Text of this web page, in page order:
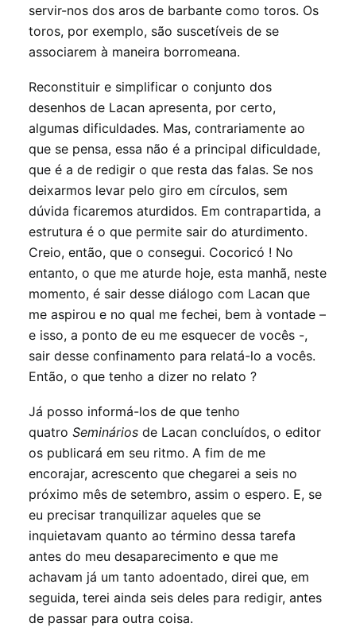
servir-nos dos aros de barbante como toros. Os
toros, por exemplo, são suscetíveis de se
associarem à maneira borromeana.
Reconstituir e simplificar o conjunto dos
desenhos de Lacan apresenta, por certo,
algumas dificuldades. Mas, contrariamente ao
que se pensa, essa não é a principal dificuldade,
que é a de redigir o que resta das falas. Se nos
deixarmos levar pelo giro em círculos, sem
dúvida ficaremos aturdidos. Em contrapartida, a
estrutura é o que permite sair do aturdimento.
Creio, então, que o consegui. Cocoricó ! No
entanto, o que me aturde hoje, esta manhã, neste
momento, é sair desse diálogo com Lacan que
me aspirou e no qual me fechei, bem à vontade –
e isso, a ponto de eu me esquecer de vocês -,
sair desse confinamento para relatá-lo a vocês.
Então, o que tenho a dizer no relato ?
Já posso informá-los de que tenho
quatro Seminários de Lacan concluídos, o editor
os publicará em seu ritmo. A fim de me
encorajar, acrescento que chegarei a seis no
próximo mês de setembro, assim o espero. E, se
eu precisar tranquilizar aqueles que se
inquietavam quanto ao término dessa tarefa
antes do meu desaparecimento e que me
achavam já um tanto adoentado, direi que, em
seguida, terei ainda seis deles para redigir, antes
de passar para outra coisa.